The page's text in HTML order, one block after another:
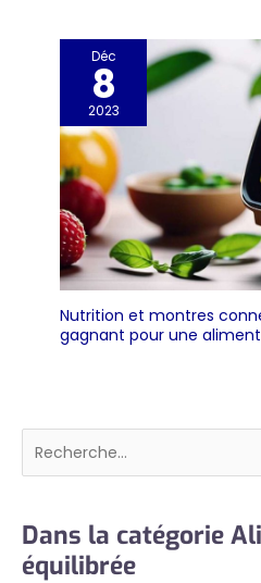
Déc
8
2023
Nutrition et montres
gagnant pour une
Rechercher
Dans la catégorie
équilibrée